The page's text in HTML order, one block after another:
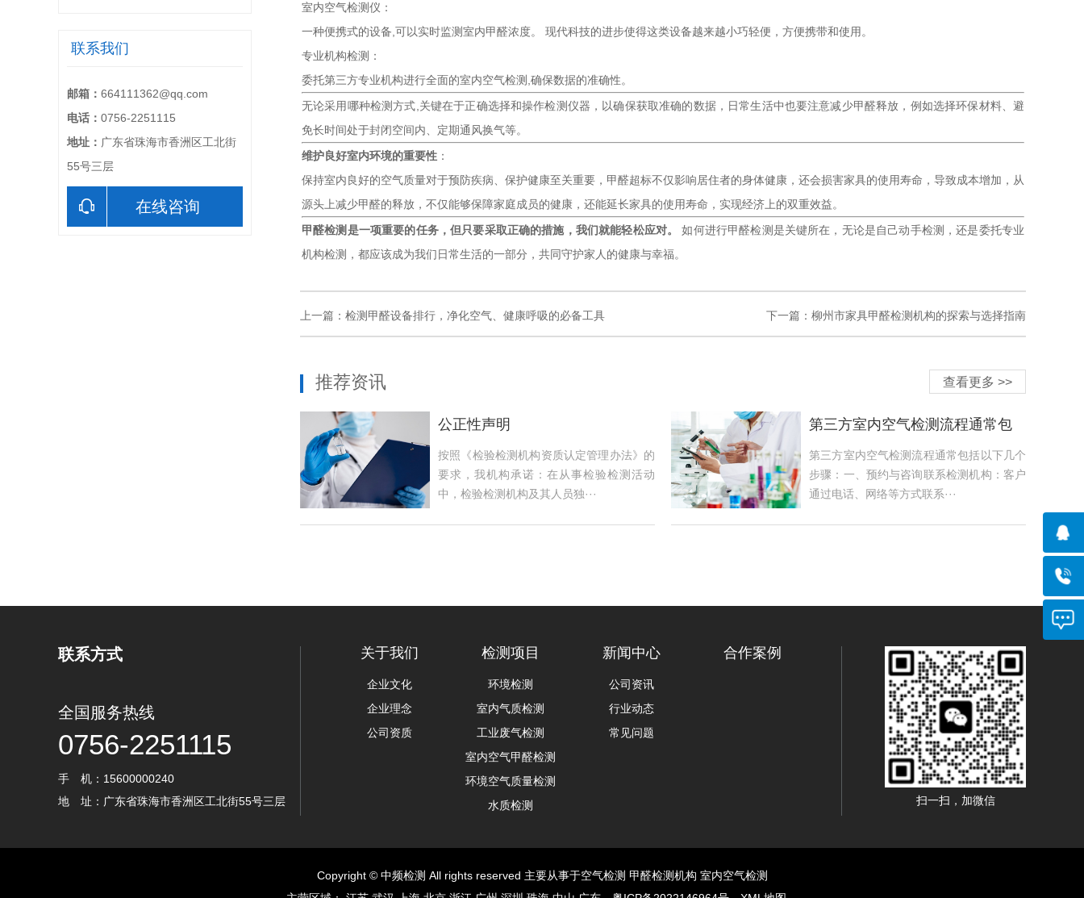
联系我们
邮箱： 664111362@qq.com
电话： 0756-2251115
地址： 广东省珠海市香洲区工北街
55号三层
在线咨询
室内空气检测仪：
一种便携式的设备,可以实时监测室内甲醛浓度。 现代科技的进步使得这类设备越来越小巧轻便，方便携带和使用。
专业机构检测：
委托第三方专业机构进行全面的室内空气检测,确保数据的准确性。
无论采用哪种检测方式,关键在于正确选择和操作检测仪器，以确保获取准确的数据，日常生活中也要注意减少甲醛释放，例如选择环保材料、避
免长时间处于封闭空间内、定期通风换气等。
维护良好室内环境的重要性 ：
保持室内良好的空气质量对于预防疾病、保护健康至关重要，甲醛超标不仅影响居住者的身体健康，还会损害家具的使用寿命，导致成本增加，从
源头上减少甲醛的释放，不仅能够保障家庭成员的健康，还能延长家具的使用寿命，实现经济上的双重效益。
甲醛检测是一项重要的任务，但只要采取正确的措施，我们就能轻松应对。
如何进行甲醛检测是关键所在，无论是自己动手检测，还是委托专业
机构检测，都应该成为我们日常生活的一部分，共同守护家人的健康与幸福。
上一篇： 检测甲醛设备排行，净化空气、健康呼吸的必备工具 下一篇： 柳州市家具甲醛检测机构的探索与选择指南
查看更多 >>
推荐资讯
公正性声明
按照《检验检测机构资质认定管理办法》的
要求，我机构承诺：在从事检验检测活动
中，检验检测机构及其人员独···
第三方室内空气检测流程通常包
括以下几个步骤
第三方室内空气检测流程通常包括以下几个
步骤：一、预约与咨询联系检测机构：客户
通过电话、网络等方式联系···
联系方式
全国服务热线
0756-2251115
手 机：15600000240
地 址：广东省珠海市香洲区工北街55号三层
关于我们
企业文化
企业理念
公司资质
检测项目
环境检测
室内气质检测
工业废气检测
室内空气甲醛检测
环境空气质量检测
水质检测
新闻中心
公司资讯
行业动态
常见问题
合作案例
扫一扫，加微信
Copyright © 中频检测 All rights reserved 主要从事于空气检测 甲醛检测机构 室内空气检测